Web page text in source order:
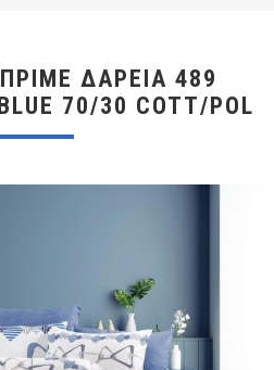
ΔΑΡΕΊΑ 489
70/30 COTT/POL